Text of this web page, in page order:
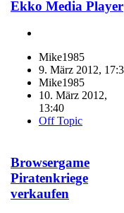
Ekko Media Player
Mike1985
9. März 2012,
Mike1985
10. März 2012,
13:40
Off Topic
Browsergame
Piratenkriege
verkaufen